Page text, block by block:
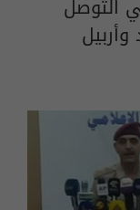
التوصل
وأربيل